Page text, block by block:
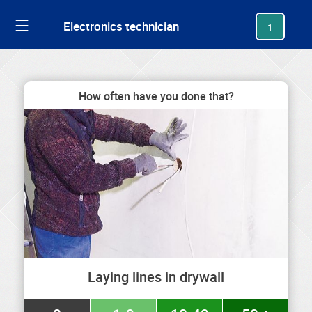
Electronics technician 1
How often have you done that?
Laying lines in drywall